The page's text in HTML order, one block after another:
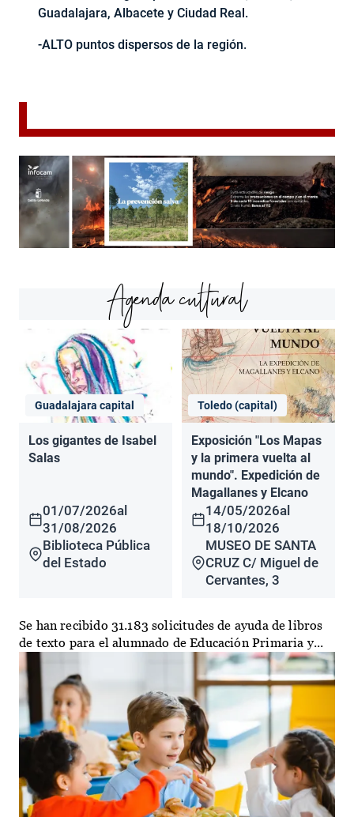
Guadalajara, Albacete y Ciudad Real.
-ALTO puntos dispersos de la región.
Agenda cultural
Guadalajara capital
Los gigantes de Isabel
Salas
01/07/2026al
31/08/2026
Biblioteca Pública
del Estado
Toledo (capital)
Exposición "Los Mapas
y la primera vuelta al
mundo". Expedición de
Magallanes y Elcano
14/05/2026al
18/10/2026
MUSEO DE SANTA
CRUZ C/ Miguel de
Cervantes, 3
Se han recibido 31.183 solicitudes de ayuda de libros
de texto para el alumnado de Educación Primaria y...